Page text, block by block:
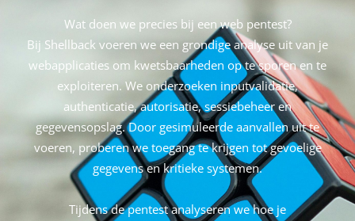
Wat doen we precies bij een web pentest?
Bij Shellback voeren we een grondige analyse uit van je
webapplicaties om kwetsbaarheden op te sporen en te
exploiteren. We onderzoeken inputvalidatie,
authenticatie, autorisatie, sessiebeheer en
gegevensopslag. Door gesimuleerde aanvallen uit te
voeren, proberen we toegang te krijgen tot gevoelige
gegevens en kritieke systemen.
Tijdens de pentest analyseren we hoe je